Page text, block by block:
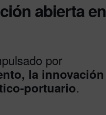
abierta en
por
la innovación
portuario.